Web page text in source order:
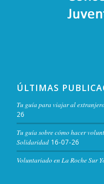
ÚLTIMAS
Tu guía para viajar al
26
Tu guía sobre cómo hacer
Solidaridad 16-07-26
Voluntariado en La Roche Sur